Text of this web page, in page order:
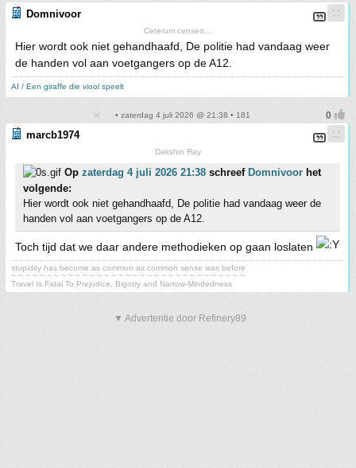
Domnivoor
Ceterum censeo...
Hier wordt ook niet gehandhaafd, De politie had vandaag weer
de handen vol aan voetgangers op de A12.
AI / Een giraffe die viool speelt
• zaterdag 4 juli 2026 @ 21:38 • 181
marcb1974
Dakshin Ray
Op zaterdag 4 juli 2026 21:38 schreef Domnivoor het
volgende:
Hier wordt ook niet gehandhaafd, De politie had vandaag weer de
handen vol aan voetgangers op de A12.
Toch tijd dat we daar andere methodieken op gaan loslaten
stupidity has become as common as common sense was before
~ ~ ~ ~ ~ ~ ~ ~ ~ ~ ~ ~ ~ ~ ~ ~ ~ ~ ~ ~ ~ ~ ~ ~ ~ ~ ~ ~ ~ ~ ~ ~ ~
Travel Is Fatal To Prejudice, Bigotry and Narrow-Mindedness
▼ Advertentie door Refinery89